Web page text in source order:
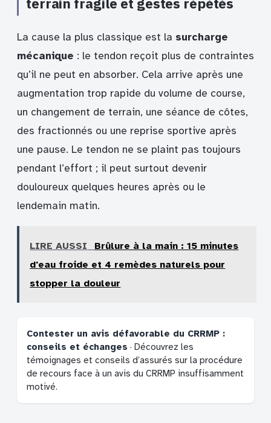
terrain fragile et gestes répétés
La cause la plus classique est la surcharge
mécanique : le tendon reçoit plus de contraintes
qu’il ne peut en absorber. Cela arrive après une
augmentation trop rapide du volume de course,
un changement de terrain, une séance de côtes,
des fractionnés ou une reprise sportive après
une pause. Le tendon ne se plaint pas toujours
pendant l’effort ; il peut surtout devenir
douloureux quelques heures après ou le
lendemain matin.
LIRE AUSSI
Brûlure à la main : 15 minutes
d'eau froide et 4 remèdes naturels pour
stopper la douleur
Contester un avis défavorable du CRRMP :
conseils et échanges · Découvrez les
témoignages et conseils d’assurés sur la procédure
de recours face à un avis du CRRMP insuffisamment
motivé.